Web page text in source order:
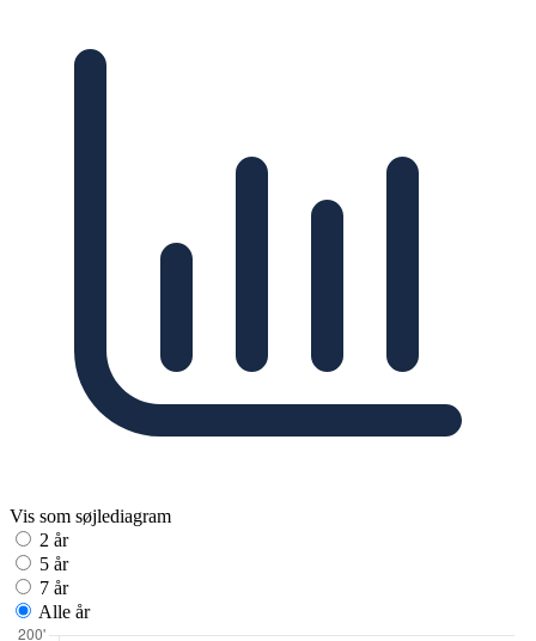
Vis som søjlediagram
2 år
5 år
7 år
Alle år